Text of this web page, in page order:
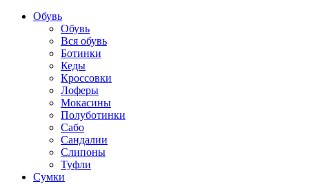
Обувь
Обувь
Вся обувь
Ботинки
Кеды
Кроссовки
Лоферы
Мокасины
Полуботинки
Сабо
Сандалии
Слипоны
Туфли
Сумки